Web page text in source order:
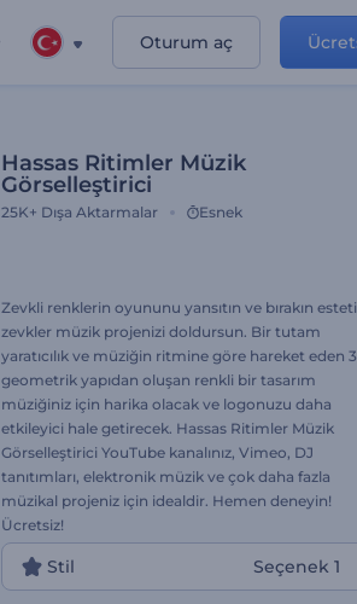
Oturum aç
Hassas Ritimler Müzik
Görselleştirici
25K+ Dışa Aktarmalar Esnek
Zevkli renklerin oyununu yansıtın ve bırakın
zevkler müzik projenizi doldursun. Bir tutam
yaratıcılık ve müziğin ritmine göre hareket eden 3
geometrik yapıdan oluşan renkli bir tasarım
müziğiniz için harika olacak ve logonuzu daha
etkileyici hale getirecek. Hassas Ritimler Müzik
Görselleştirici YouTube kanalınız, Vimeo, DJ
tanıtımları, elektronik müzik ve çok daha fazla
müzikal projeniz için idealdir. Hemen deneyin!
Ücretsiz!
Stil Seçenek 1